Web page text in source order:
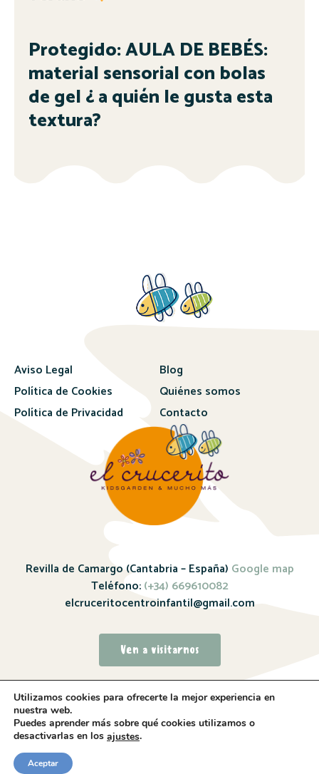
Protegido: AULA DE BEBÉS:
material sensorial con bolas
de gel ¿ a quién le gusta esta
textura?
Aviso Legal
Política de Cookies
Política de Privacidad
Blog
Quiénes somos
Contacto
Revilla de Camargo (Cantabria – España) Google map
Teléfono:(+34) 669610082
elcruceritocentroinfantil@gmail.com
Ven a visitarnos
Utilizamos cookies para ofrecerte la mejor experiencia en
nuestra web.
Puedes aprender más sobre qué cookies utilizamos o
desactivarlas en los ajustes.
Aceptar